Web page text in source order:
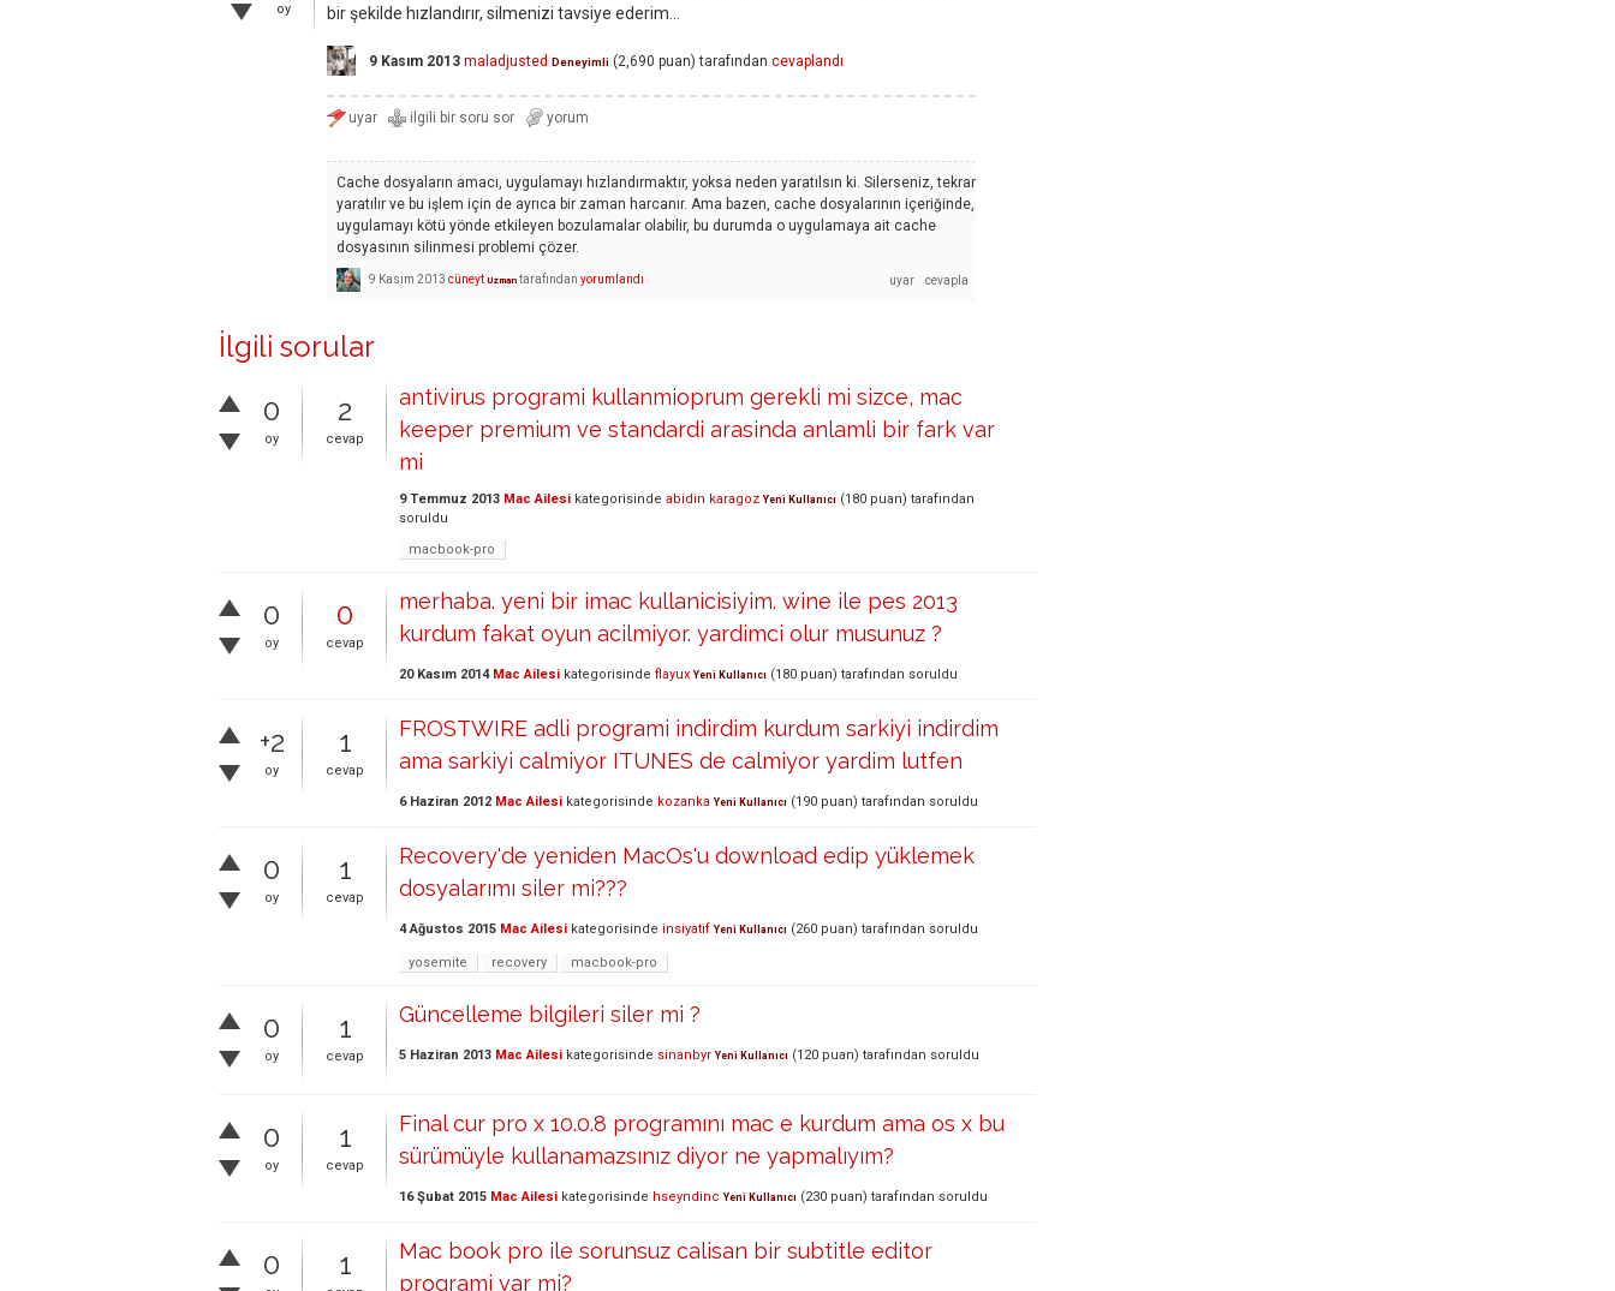
oy
bir şekilde hızlandırır, silmenizi tavsiye ederim...
9 Kasım 2013 maladjusted Deneyimli (2,690 puan) tarafından cevaplandı
Cache dosyaların amacı, uygulamayı hızlandırmaktır, yoksa neden yaratılsın ki. Silerseniz, tekrar
yaratılır ve bu işlem için de ayrıca bir zaman harcanır. Ama bazen, cache dosyalarının içeriğinde,
uygulamayı kötü yönde etkileyen bozulamalar olabilir, bu durumda o uygulamaya ait cache
dosyasının silinmesi problemi çözer.
9 Kasım 2013 cüneyt Uzman tarafından yorumlandı
İlgili sorular
0
oy
2
cevap
antivirus programi kullanmioprum gerekli mi sizce, mac
keeper premium ve standardi arasinda anlamli bir fark var
mi
9 Temmuz 2013 Mac Ailesi kategorisinde abidin karagoz Yeni Kullanıcı (180 puan) tarafından
soruldu
macbook-pro
0
oy
0
cevap
merhaba. yeni bir imac kullanicisiyim. wine ile pes 2013
kurdum fakat oyun acilmiyor. yardimci olur musunuz ?
20 Kasım 2014 Mac Ailesi kategorisinde flayux Yeni Kullanıcı (180 puan) tarafından soruldu
+2
oy
1
cevap
FROSTWIRE adli programi indirdim kurdum sarkiyi indirdim
ama sarkiyi calmiyor ITUNES de calmiyor yardim lutfen
6 Haziran 2012 Mac Ailesi kategorisinde kozanka Yeni Kullanıcı (190 puan) tarafından soruldu
0
oy
1
cevap
Recovery'de yeniden MacOs'u download edip yüklemek
dosyalarımı siler mi???
4 Ağustos 2015 Mac Ailesi kategorisinde insiyatif Yeni Kullanıcı (260 puan) tarafından soruldu
yosemite recovery macbook-pro
0
oy
1
cevap
Güncelleme bilgileri siler mi ?
5 Haziran 2013 Mac Ailesi kategorisinde sinanbyr Yeni Kullanıcı (120 puan) tarafından soruldu
0
oy
1
cevap
Final cur pro x 10.0.8 programını mac e kurdum ama os x bu
sürümüyle kullanamazsınız diyor ne yapmalıyım?
16 Şubat 2015 Mac Ailesi kategorisinde hseyndinc Yeni Kullanıcı (230 puan) tarafından soruldu
0 1
Mac book pro ile sorunsuz calisan bir subtitle editor
programi var mi?